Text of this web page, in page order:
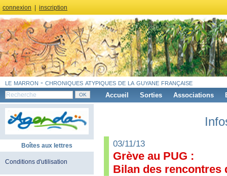
connexion inscription
le marron - chroniques atypiques de la guyane française
Accueil Sorties Associations
Boîtes aux lettres
Conditions d'utilisation
03/11/13
Grève au PUG :
Bilan des rencontres